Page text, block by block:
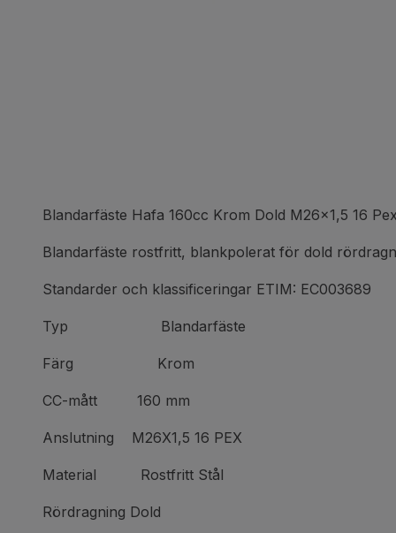
Blandarfäste Hafa 160cc Krom Dold M26x1,5 16
Blandarfäste rostfritt, blankpolerat för dold
Standarder och klassificeringar ETIM: EC003689
Typ Blandarfäste
Färg Krom
CC-mått 160 mm
Anslutning M26X1,5 16 PEX
Material Rostfritt Stål
Rördragning Dold